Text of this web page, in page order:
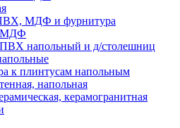
МДФ и фурнитура
МДФ
напольный и д/столешниц
к плинтусам напольным
напольная
керамогранитная